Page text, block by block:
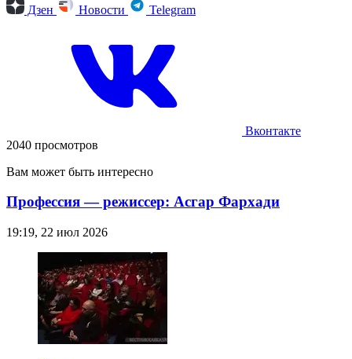
Дзен Новости Telegram
Вконтакте
2040 просмотров
Вам может быть интересно
Профессия — режиссер: Асгар Фархади
19:19, 22 июл 2026